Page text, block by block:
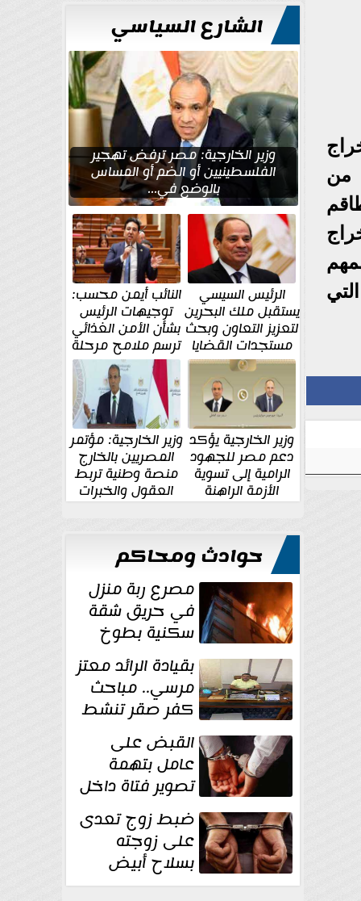
من
للتعميرالشارع السياسي
وزير الخارجية: مصر ترفض تهجير
الفلسطينيين أو الضم أو المساس
بالوضع في...
الرئيس السيسي
يستقبل ملك البحرين
لتعزيز التعاون وبحث
مستجدات القضايا
الإقليمية والدولية
النائب أيمن محسب:
توجيهات الرئيس
بشأن الأمن الغذائي
ترسم ملامح مرحلة
جديدة
وزير الخارجية يؤكد
دعم مصر للجهود
الرامية إلى تسوية
الأزمة الراهنة
وزير الخارجية: مؤتمر
المصريين بالخارج
منصة وطنية تربط
العقول والخبرات
المصرية بالدولة
حوادث ومحاكم
مصرع ربة منزل
في حريق شقة
سكنية بطوخ
بقيادة الرائد معتز
مرسي.. مباحث
كفر صقر تنشط
بقوة وتوجه
ضربات أمنية... القبض على
عامل بتهمة
تصوير فتاة داخل
غرفة تغيير
الملابس بمحل في...ضبط زوج تعدى
على زوجته
بسلاح أبيض
وأصابها بجرح